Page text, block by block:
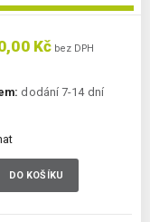
Kč bez DPH
dodání 7-14 dní
DO KOŠÍKU